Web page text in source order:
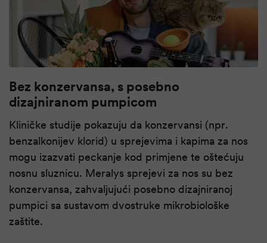
Bez konzervansa, s posebno
dizajniranom pumpicom
Kliničke studije pokazuju da konzervansi (npr.
benzalkonijev klorid) u sprejevima i kapima za nos
mogu izazvati peckanje kod primjene te oštećuju
nosnu sluznicu. Meralys sprejevi za nos su bez
konzervansa, zahvaljujući posebno dizajniranoj
pumpici sa sustavom dvostruke mikrobiološke
zaštite.